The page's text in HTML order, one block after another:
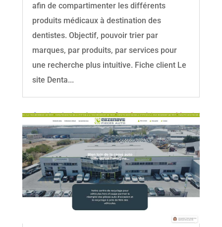
afin de compartimenter les différents
produits médicaux à destination des
dentistes. Objectif, pouvoir trier par
marques, par produits, par services pour
une recherche plus intuitive. Fiche client Le
site Denta...